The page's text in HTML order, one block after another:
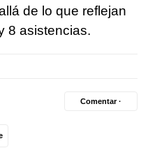
de lo que reflejan
8 asistencias.
Comentar ·